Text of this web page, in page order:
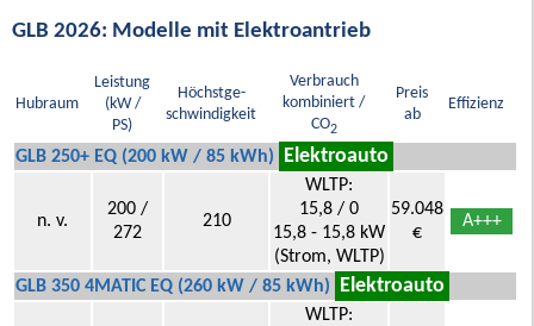
GLB 2026: Modelle mit Elektroantrieb
Hubraum
Leistung
(kW /
PS)
Höchstge-
schwindigkeit
Verbrauch
kombiniert /
CO2
Preis
ab
Effizienz
GLB 250+ EQ (200 kW / 85 kWh) Elektroauto
n. v.
200 /
272
210
WLTP:
15,8 / 0
15,8 - 15,8 kW
(Strom, WLTP)
59.048
€
A+++
GLB 350 4MATIC EQ (260 kW / 85 kWh) Elektroauto
WLTP: